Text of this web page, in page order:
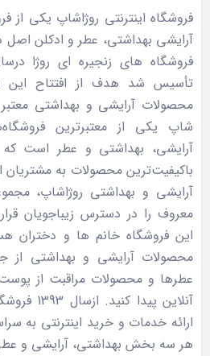
فروشگاه اینترنتی روژاشاپ یکی از
آرایشی بهداشتی، عطر و ادکلن اصل
تأسیس شد هدف از افتتاح این
محصولات آرایشی و بهداشتی معتبر
شاپ یکی از معتبرترین
آرایشی، بهداشتی و عطر است که
باکیفیت‌ترین محصولات به
آرایشی و بهداشتی روژاشاپ،
معروف را در دسترس زیباجویان
این فروشگاه خانم ها و دختران
محصولات آرایشی و بهداشتی از
عطرها و محصولات مراقبت از
آنلاین
ارائه خدمات و خرید اینترنتی به
هر سه بخش بهداشتی، آرایشی و عطر